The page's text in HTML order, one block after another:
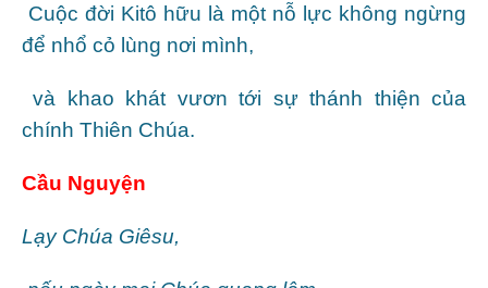
Cuộc đời Kitô hữu là một nỗ lực không ngừng
để nhổ cỏ lùng nơi mình,
và khao khát vươn tới sự thánh thiện của
chính Thiên Chúa.
Cầu Nguyện
Lạy Chúa Giêsu,